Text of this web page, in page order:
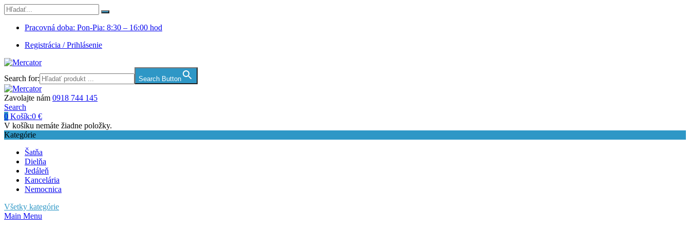
Pracovná doba: Pon-Pia: 8:30 – 16:00 hod
Registrácia / Prihlásenie
Search for: Search Button
Zavolajte nám 0918 744 145
Search
0 Košík:0 €
V košíku nemáte žiadne položky.
Kategórie
Šatňa
Dielňa
Jedáleň
Kancelária
Nemocnica
Všetky kategórie
Main Menu